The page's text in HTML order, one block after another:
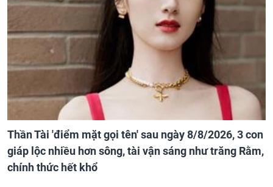
Thần Tài 'điểm mặt gọi tên' sau ngày 8/8/2026, 3 con
giáp lộc nhiều hơn sông, tài vận sáng như trăng Rằm,
chính thức hết khổ